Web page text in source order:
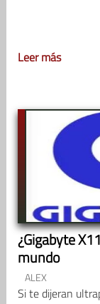
Leer más
¿Gigabyte
mundo
ALEX
Si te dijeran